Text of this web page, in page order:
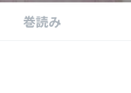
巻読み